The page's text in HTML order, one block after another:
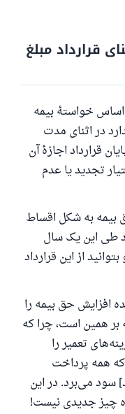
قرارداد مبلغ
خواستهٔ بیمه
در اثنای مدت
قرارداد اجازهٔ آن
تجدید یا عدم
بیمه به شکل اقساط
طی این یک سال
از این قرارداد
افزایش حق بیمه را
بر همین است، چرا که
تعمیر را
همه پرداخت
سود می‌برد. در این
چیز جدیدی نیست!
یک زندگی زناشویی
سوال و جواب» را
می‌فرماید
پاداش انجام